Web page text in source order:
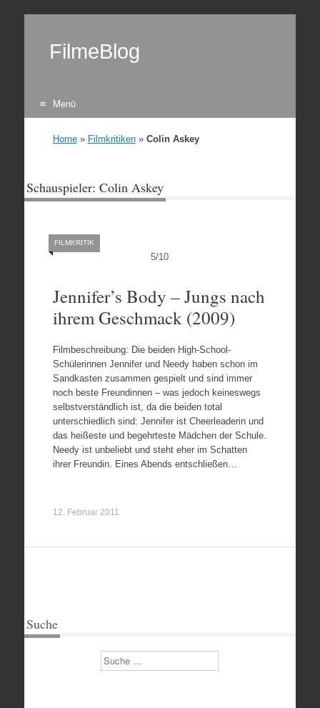
FilmeBlog
Menü
Home» Filmkritiken» Colin Askey
Schauspieler: Colin Askey
5/10
FILMKRITIK
Jennifer’s Body – Jungs nach
ihrem Geschmack (2009)
Filmbeschreibung: Die beiden High-School-
Schülerinnen Jennifer und Needy haben schon im
Sandkasten zusammen gespielt und sind immer
noch beste Freundinnen – was jedoch keineswegs
selbstverständlich ist, da die beiden total
unterschiedlich sind: Jennifer ist Cheerleaderin und
das heißeste und begehrteste Mädchen der Schule.
Needy ist unbeliebt und steht eher im Schatten
ihrer Freundin. Eines Abends entschließen…
12. Februar 2011
Suche
Suchen